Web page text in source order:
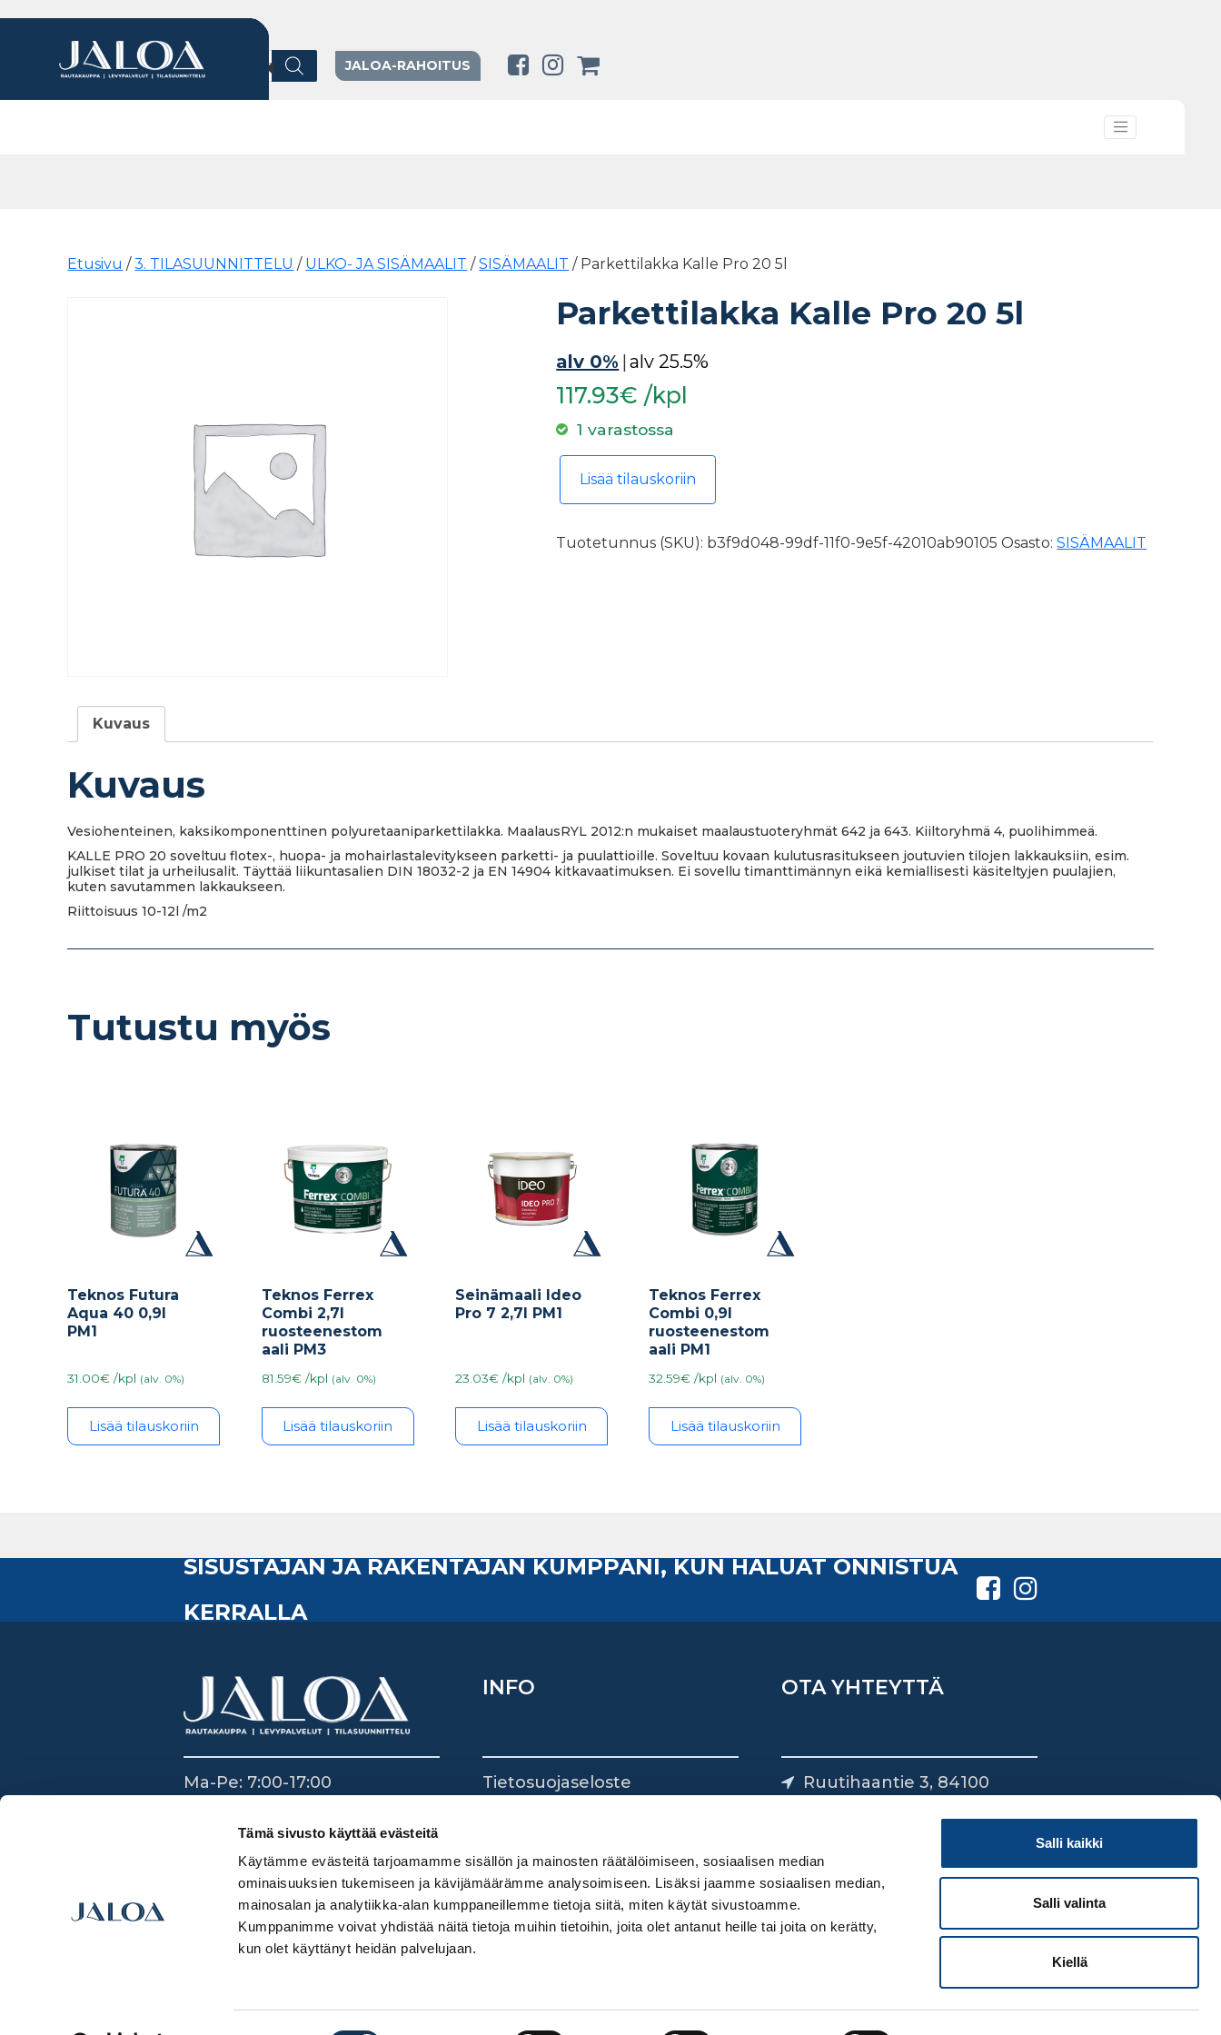
Tämä sivusto käyttää evästeitä
Käytämme evästeitä tarjoamamme sisällön ja mainosten räätälöimiseen, sosiaalisen median
ominaisuuksien tukemiseen ja kävijämäärämme analysoimiseen. Lisäksi jaamme sosiaalisen median,
mainosalan ja analytiikka-alan kumppaneillemme tietoja siitä, miten käytät sivustoamme.
Kumppanimme voivat yhdistää näitä tietoja muihin tietoihin, joita olet antanut heille tai joita on kerätty,
kun olet käyttänyt heidän palvelujaan.
Salli kaikki
Salli valinta
Kiellä
Products search
JALOA-RAHOITUS
Etusivu /3. TILASUUNNITTELU / ULKO- JA SISÄMAALIT /SISÄMAALIT / Parkettilakka Kalle Pro 20 5l
Parkettilakka Kalle Pro 20 5l
alv 0% |alv 25.5%
117.93€ /kpl
1 varastossa
Parkettilakka Kalle Pro 20 5l määrä
Lisää tilauskoriin
Tuotetunnus (SKU): b3f9d048-99df-11f0-9e5f-42010ab90105 Osasto:SISÄMAALIT
Kuvaus
Kuvaus
Vesiohenteinen, kaksikomponenttinen polyuretaaniparkettilakka. MaalausRYL 2012:n mukaiset maalaustuoteryhmät 642 ja 643. Kiiltoryhmä 4, puolihimmeä.
KALLE PRO 20 soveltuu flotex-, huopa- ja mohairlastalevitykseen parketti- ja puulattioille. Soveltuu kovaan kulutusrasitukseen joutuvien tilojen lakkauksiin, esim.
julkiset tilat ja urheilusalit. Täyttää liikuntasalien DIN 18032-2 ja EN 14904 kitkavaatimuksen. Ei sovellu timanttimännyn eikä kemiallisesti käsiteltyjen puulajien,
kuten savutammen lakkaukseen.
Riittoisuus 10-12l /m2
Tutustu myös
Teknos Futura
Aqua 40 0,9l
PM1
31.00€ /kpl (alv. 0%)
Lisää tilauskoriin
Teknos Ferrex
Combi 2,7l
ruosteenestom
aali PM3
81.59€ /kpl (alv. 0%)
Lisää tilauskoriin
Seinämaali Ideo
Pro 7 2,7l PM1
23.03€ /kpl (alv. 0%)
Lisää tilauskoriin
Teknos Ferrex
Combi 0,9l
ruosteenestom
aali PM1
32.59€ /kpl (alv. 0%)
Lisää tilauskoriin
SISUSTAJAN JA RAKENTAJAN KUMPPANI, KUN HALUAT ONNISTUA
KERRALLA
Ma-Pe: 7:00-17:00
Su: Suljettu
INFO
Tietosuojaseloste
OTA YHTEYTTÄ
Ruutihaantie 3, 84100